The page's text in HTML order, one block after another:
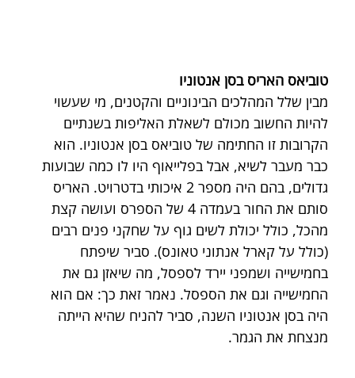
טוביאס האריס בסן אנטוניו
מבין שלל המהלכים הבינוניים והקטנים, מי שעשוי
להיות החשוב מכולם לשאלת האליפות בשנתיים
הקרובות זו החתימה של טוביאס בסן אנטוניו. הוא
כבר מעבר לשיא, אבל בפלייאוף היו לו כמה שבועות
גדולים, בהם היה מספר 2 איכותי בדטרויט. האריס
סותם את החור בעמדה 4 של הספרס ועושה קצת
מהכל, כולל יכולת לשים גוף על שחקני פנים רבים
(כולל על קארל אנתוני טאונס). סביר שיפתח
בחמישייה ושמפני יירד לספסל, מה שיאזן גם את
החמישייה וגם את הספסל. נאמר זאת כך: אם הוא
היה בסן אנטוניו השנה, סביר להניח שהיא הייתה
מנצחת את הגמר.